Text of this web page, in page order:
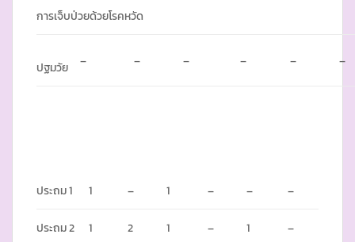
การเจ็บป่วยด้วยโรคหวัด
ปฐมวัย – – – – – –
ประถม 1 1 – 1 – – –
ประถม 2 1 2 1 – 1 –